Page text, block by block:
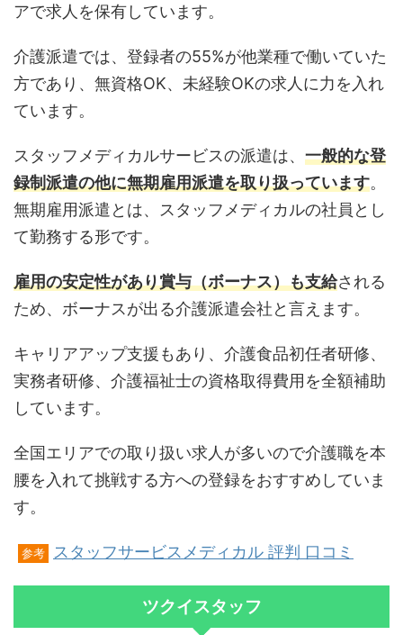
アで求人を保有しています。
介護派遣では、登録者の55%が他業種で働いていた
方であり、無資格OK、未経験OKの求人に力を入れ
ています。
スタッフメディカルサービスの派遣は、 一般的な登
録制派遣の他に無期雇用派遣を取り扱っています。
無期雇用派遣とは、スタッフメディカルの社員とし
て勤務する形です。
雇用の安定性があり賞与（ボーナス）も支給される
ため、ボーナスが出る介護派遣会社と言えます。
キャリアアップ支援もあり、介護食品初任者研修、
実務者研修、介護福祉士の資格取得費用を全額補助
しています。
全国エリアでの取り扱い求人が多いので介護職を本
腰を入れて挑戦する方への登録をおすすめしていま
す。
参考 スタッフサービスメディカル 評判 口コミ
ツクイスタッフ